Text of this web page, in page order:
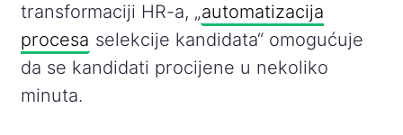
transformaciji HR-a, „automatizacija
procesa selekcije kandidata“ omogućuje
da se kandidati procijene u nekoliko
minuta.